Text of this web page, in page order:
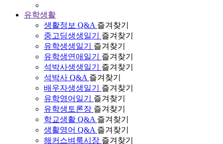
유학생활
생활정보 Q&A 즐겨찾기
중고딩생생일기
즐겨찾기
유학생생일기
즐겨찾기
유학생연애일기
즐겨찾기
석박사생생일기
즐겨찾기
석박사 Q&A 즐겨찾기
배우자생생일기
즐겨찾기
유학영어일기
즐겨찾기
유학생토론장 즐겨찾기
학교생활 Q&A 즐겨찾기
생활영어 Q&A 즐겨찾기
해커스벼룩시장 즐겨찾기